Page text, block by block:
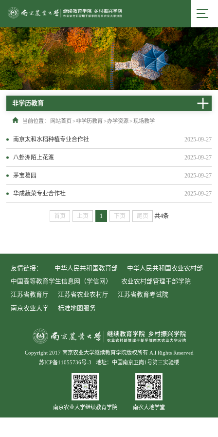
非学历教育
当前位置： 网站首页 >非学历教育 >办学资源>现场教学
2025-09-27
南京太和水稻种植专业合作社
2025-09-27
八卦洲陌上花渡
2025-09-27
茅宝葛园
2025-09-27
华成蔬菜专业合作社
首页 上页 1 下页 尾页 共4条
友情链接： 中华人民共和国教育部
中华人民共和国农业农村部
中国高等教育学生信息网（学信网）
农业农村部管理干部学院
江苏省教育厅
江苏省农业农村厅
江苏省教育考试院
南京农业大学
标准地图服务
Copyright 2017 南京农业大学继续教育学院版权所有 All Rights Reserved
苏ICP备11055736号-3 地址：中国南京卫岗1号第三实验楼
南京农业大学继续教育学院 南农大地学堂